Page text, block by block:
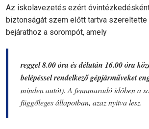
Az iskolavezetés ezért
biztonságát szem előtt tartva szereltette
bejárathoz a sorompót, amely
reggel 8.00 óra és délután 16.00 óra
belépéssel rendelkező gépjárműveket
minden autót). A fennmaradó időben a
függőleges állapotban, azaz nyitva lesz.